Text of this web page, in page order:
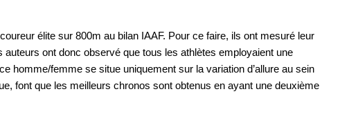
élite sur 800m au bilan IAAF. Pour ce faire, ils ont mesuré leur
ont donc observé que tous les athlètes employaient une
homme/femme se situe uniquement sur la variation d’allure au sein
font que les meilleurs chronos sont obtenus en ayant une deuxième